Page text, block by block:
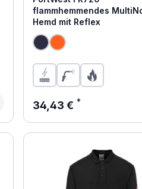
flammhemmendes
Hemd mit Reflex
Regulärer Preis:
34,43 €